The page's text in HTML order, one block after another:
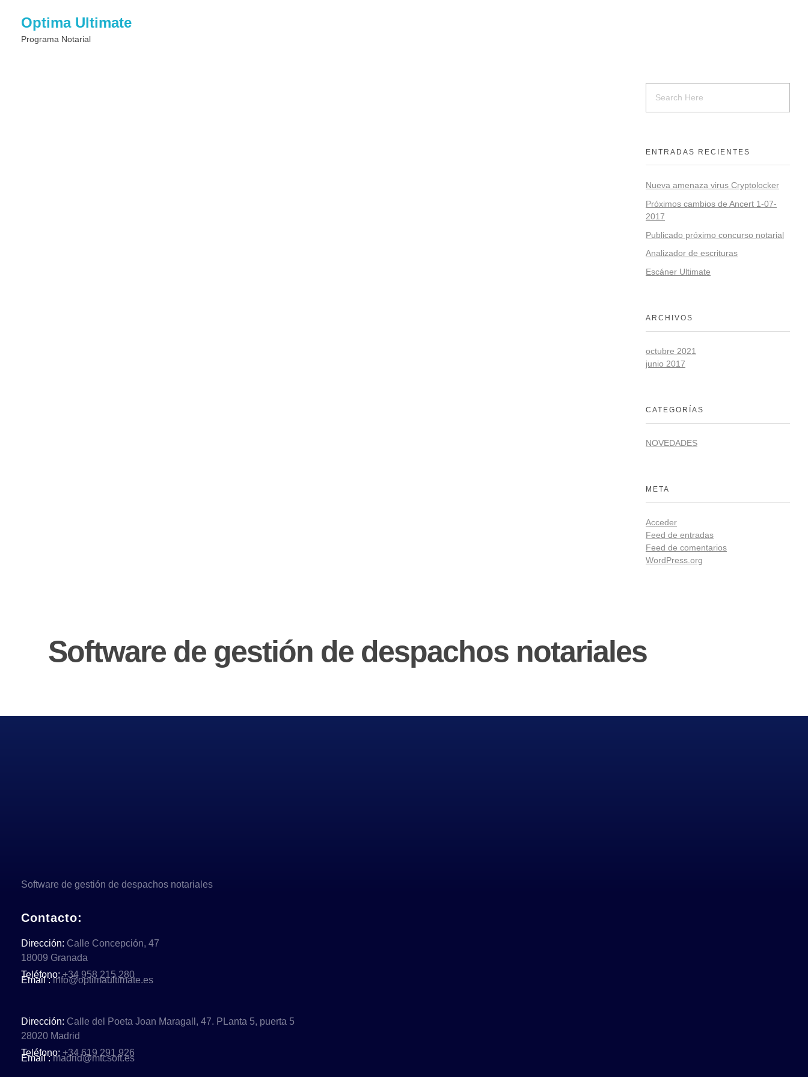
Optima Ultimate
Programa Notarial
ENTRADAS RECIENTES
Nueva amenaza virus Cryptolocker
Próximos cambios de Ancert 1-07-
2017
Publicado próximo concurso notarial
Analizador de escrituras
Escáner Ultimate
ARCHIVOS
octubre 2021
junio 2017
CATEGORÍAS
NOVEDADES
META
Acceder
Feed de entradas
Feed de comentarios
WordPress.org
Software de gestión de despachos notariales
Software de gestión de despachos notariales
Contacto:
Dirección: Calle Concepción, 47
18009 Granada
Teléfono:+34 958 215 280
Email :info@optimaultimate.es
Dirección: Calle del Poeta Joan Maragall, 47. PLanta 5, puerta 5
28020 Madrid
Teléfono: +34 619 291 926
Email :madrid@mtcsoft.es